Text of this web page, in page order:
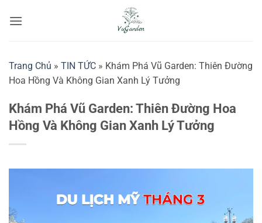
qua
Trang Chủ » TIN TỨC » Khám Phá Vũ Garden: Thiên Đường
Hoa Hồng Và Không Gian Xanh Lý Tưởng
Khám Phá Vũ Garden: Thiên Đường Hoa
Hồng Và Không Gian Xanh Lý Tưởng